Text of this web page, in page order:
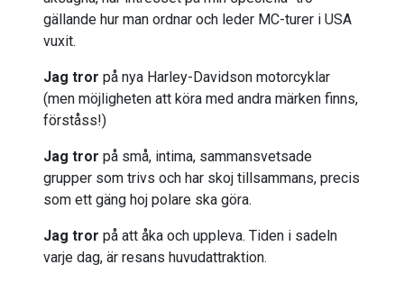
gällande hur man ordnar och leder MC-turer i USA
vuxit.
Jag tror på nya Harley-Davidson motorcyklar
(men möjligheten att köra med andra märken finns,
förståss!)
Jag tror på små, intima, sammansvetsade
grupper som trivs och har skoj tillsammans, precis
som ett gäng hoj polare ska göra.
Jag tror på att åka och uppleva. Tiden i sadeln
varje dag, är resans huvudattraktion.